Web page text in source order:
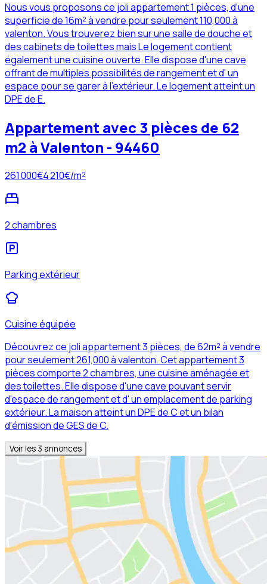
Nous vous proposons ce joli appartement 1 pièces, d'une
superficie de 16m² à vendre pour seulement 110,000 à
valenton. Vous trouverez bien sur une salle de douche et
des cabinets de toilettes mais Le logement contient
également une cuisine ouverte. Elle dispose d'une cave
offrant de multiples possibilités de rangement et d' un
espace pour se garer à l'extérieur. Le logement atteint un
DPE de E.
Appartement avec 3 pièces de 62
m2 à Valenton - 94460
261 000€4 210€/m²
2 chambres
Parking extérieur
Cuisine équipée
Découvrez ce joli appartement 3 pièces, de 62m² à vendre
pour seulement 261,000 à valenton. Cet appartement 3
pièces comporte 2 chambres, une cuisine aménagée et
des toilettes. Elle dispose d'une cave pouvant servir
d'espace de rangement et d' un emplacement de parking
extérieur. La maison atteint un DPE de C et un bilan
d'émission de GES de C.
Voir les 3 annonces